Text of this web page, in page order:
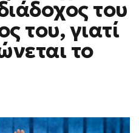
του
του, γιατί
το